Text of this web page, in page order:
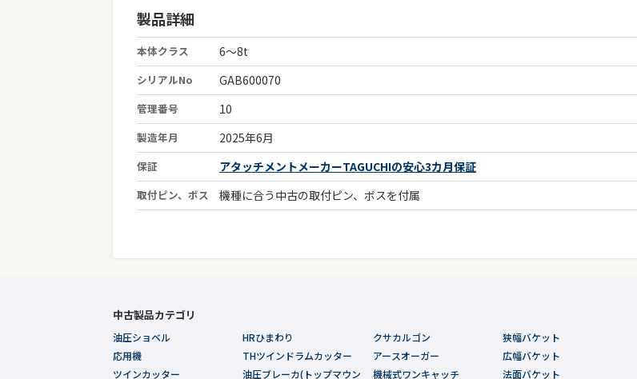
製品詳細
本体クラス 6～8t
シリアルNo GAB600070
管理番号 10
製造年月 2025年6月
保証 アタッチメントメーカーTAGUCHIの安心3カ月保証
取付ピン、ボス 機種に合う中古の取付ピン、ボスを付属
中古製品カテゴリ
油圧ショベル
応用機
ツインカッター
HRひまわり
THツインドラムカッター
油圧ブレーカ(トップマウン
クサカルゴン
アースオーガー
機械式ワンキャッチ
狭幅バケット
広幅バケット
法面バケット